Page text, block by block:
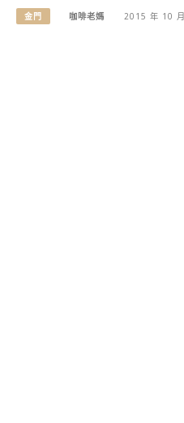
金門 咖啡老媽 2015 年 10